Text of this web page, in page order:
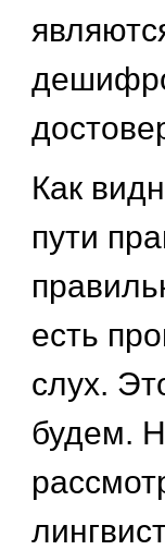
Как
пути
есть
слух.
будем.